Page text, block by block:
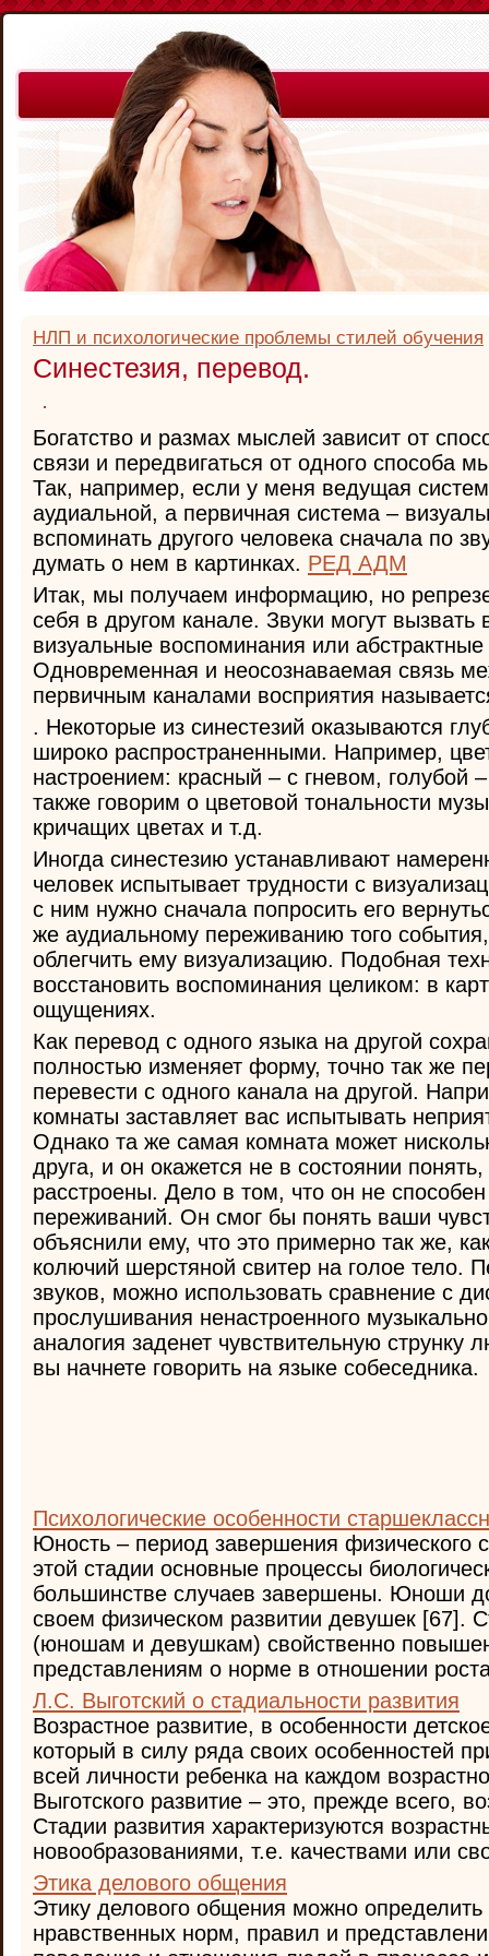
НЛП и психологические проблемы стилей обучения
Синестезия, перевод.
Богатство и размах мыслей зависит от
связи и передвигаться от одного способа
Так, например, если у меня ведущая
аудиальной, а первичная система –
вспоминать другого человека сначала по
думать о нем в картинках. РЕД АДМ
Итак, мы получаем информацию, но
себя в другом канале. Звуки могут вызвать
визуальные воспоминания или
Одновременная и неосознаваемая связь
первичным каналами восприятия
. Некоторые из синестезий оказываются
широко распространенными. Например,
настроением: красный – с гневом, голубой
также говорим о цветовой тональности
кричащих цветах и т.д.
Иногда синестезию устанавливают
человек испытывает трудности с
с ним нужно сначала попросить его
же аудиальному переживанию того
облегчить ему визуализацию. Подобная
восстановить воспоминания целиком: в
ощущениях.
Как перевод с одного языка на другой
полностью изменяет форму, точно так же
перевести с одного канала на другой.
комнаты заставляет вас испытывать
Однако та же самая комната может
друга, и он окажется не в состоянии
расстроены. Дело в том, что он не
переживаний. Он смог бы понять ваши
объяснили ему, что это примерно так же,
колючий шерстяной свитер на голое тело.
звуков, можно использовать сравнение с
прослушивания ненастроенного
аналогия заденет чувствительную струнку
вы начнете говорить на языке собеседника.
Психологические особенности
Юность – период завершения физического
этой стадии основные процессы
большинстве случаев завершены. Юноши
своем физическом развитии девушек [67].
(юношам и девушкам) свойственно
представлениям о норме в отношении
Л.С. Выготский о стадиальности развития
Возрастное развитие, в особенности
который в силу ряда своих особенностей
всей личности ребенка на каждом
Выготского развитие – это, прежде всего,
Стадии развития характеризуются
новообразованиями, т.е. качествами или
Этика делового общения
Этику делового общения можно определить
нравственных норм, правил и